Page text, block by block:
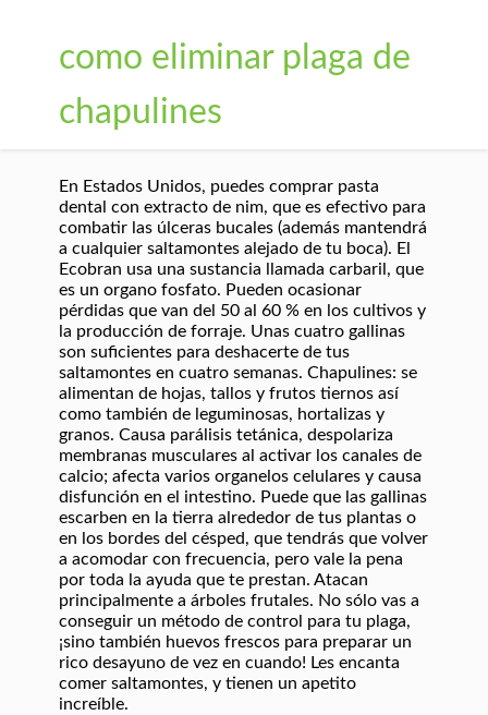
como eliminar plaga de
chapulines
En Estados Unidos, puedes comprar pasta
dental con extracto de nim, que es efectivo para
combatir las úlceras bucales (además mantendrá
a cualquier saltamontes alejado de tu boca). El
Ecobran usa una sustancia llamada carbaril, que
es un organo fosfato. Pueden ocasionar
pérdidas que van del 50 al 60 % en los cultivos y
la producción de forraje. Unas cuatro gallinas
son suficientes para deshacerte de tus
saltamontes en cuatro semanas. Chapulines: se
alimentan de hojas, tallos y frutos tiernos así
como también de leguminosas, hortalizas y
granos. Causa parálisis tetánica, despolariza
membranas musculares al activar los canales de
calcio; afecta varios organelos celulares y causa
disfunción en el intestino. Puede que las gallinas
escarben en la tierra alrededor de tus plantas o
en los bordes del césped, que tendrás que volver
a acomodar con frecuencia, pero vale la pena
por toda la ayuda que te prestan. Atacan
principalmente a árboles frutales. No sólo vas a
conseguir un método de control para tu plaga,
¡sino también huevos frescos para preparar un
rico desayuno de vez en cuando! Les encanta
comer saltamontes, y tienen un apetito
increíble.